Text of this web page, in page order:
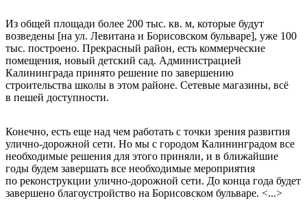
Из общей площади более 200 тыс. кв. м, которые будут
возведены [на ул. Левитана и Борисовском бульваре], уже 100
тыс. построено. Прекрасный район, есть коммерческие
помещения, новый детский сад. Администрацией
Калининграда принято решение по завершению
строительства школы в этом районе. Сетевые магазины, всё
в пешей доступности.
Конечно, есть еще над чем работать с точки зрения развития
улично-дорожной сети. Но мы с городом Калининградом все
необходимые решения для этого приняли, и в ближайшие
годы будем завершать все необходимые мероприятия
по реконструкции улично-дорожной сети. До конца года будет
завершено благоустройство на Борисовском бульваре. <...>